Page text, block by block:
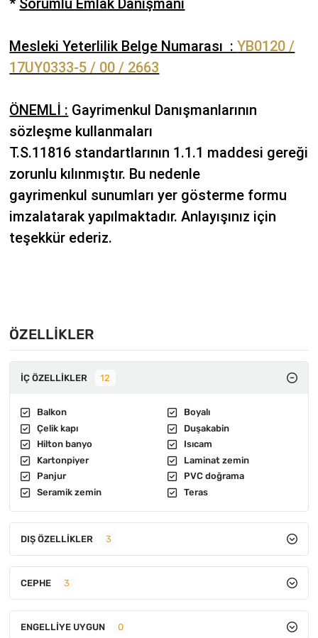
Mesleki Yeterlilik Belge Numarası :YB0120 /
17UY0333-5 / 00 / 2663
ÖNEMLİ : Gayrimenkul Danışmanlarının
sözleşme kullanmaları
T.S.11816 standartlarının 1.1.1 maddesi gereği
zorunlu kılınmıştır. Bu nedenle
gayrimenkul sunumları yer gösterme formu
imzalatarak yapılmaktadır. Anlayışınız için
teşekkür ederiz.
ÖZELLIKLER
İÇ ÖZELLIKLER 12
Balkon
Boyalı
Çelik kapı
Duşakabin
Hilton banyo
Isıcam
Kartonpiyer
Laminat zemin
Panjur
PVC doğrama
Seramik zemin
Teras
DIŞ ÖZELLIKLER 3
CEPHE 3
ENGELLIYE UYGUN 0